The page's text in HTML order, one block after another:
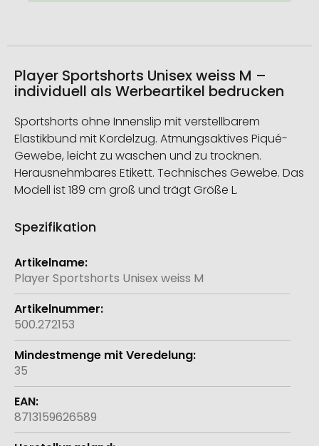
Player Sportshorts Unisex weiss M –
individuell als Werbeartikel bedrucken
Sportshorts ohne Innenslip mit verstellbarem
Elastikbund mit Kordelzug. Atmungsaktives Piqué-
Gewebe, leicht zu waschen und zu trocknen.
Herausnehmbares Etikett. Technisches Gewebe. Das
Modell ist 189 cm groß und trägt Größe L.
Spezifikation
Weitere
Informationen
Player Sportshorts Unisex weiss M
500.272153
35
8713159626589